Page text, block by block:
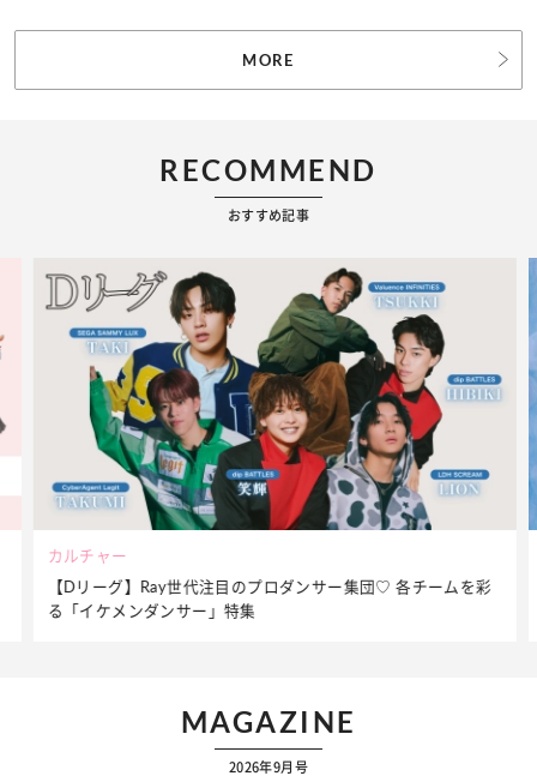
MORE
RECOMMEND
おすすめ記事
ビューティー
夏だからこそ“水分”が大切！くずれないメイクをつくる【保湿
ケア】アイテム3選
MAGAZINE
2026年9月号